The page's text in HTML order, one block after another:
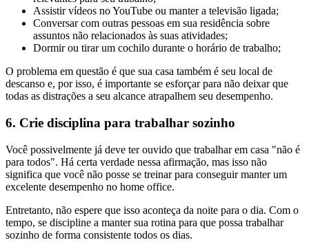
Assistir vídeos no YouTube ou manter a televisão ligada;
Conversar com outras pessoas em sua residência sobre
assuntos não relacionados às suas atividades;
Dormir ou tirar um cochilo durante o horário de trabalho;
O problema em questão é que sua casa também é seu local de
descanso e, por isso, é importante se esforçar para não deixar que
todas as distrações a seu alcance atrapalhem seu desempenho.
6. Crie disciplina para trabalhar sozinho
Você possivelmente já deve ter ouvido que trabalhar em casa "não é
para todos". Há certa verdade nessa afirmação, mas isso não
significa que você não posse se treinar para conseguir manter um
excelente desempenho no home office.
Entretanto, não espere que isso aconteça da noite para o dia. Com o
tempo, se discipline a manter sua rotina para que possa trabalhar
sozinho de forma consistente todos os dias.